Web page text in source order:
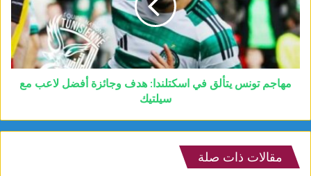
مهاجم تونس يتألق في اسكتلندا: هدف وجائزة أفضل لاعب مع
سيلتيك
مقالات ذات صلة